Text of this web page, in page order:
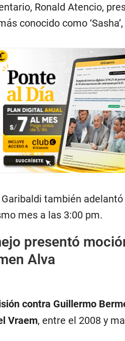
Ronald Atencio,
conocido como
también
mes a las 3:00 pm.
presentó
Alva
contra Guillermo
Vraem, entre el 2008 y